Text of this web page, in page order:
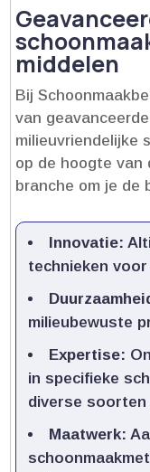
middelen
Bij
van
milieuvriendelijke
op de hoogte van
branche om je de
Innovatie:
technieken
milieubewuste
Expertise:
in specifieke
diverse soorten
Maatwerk: